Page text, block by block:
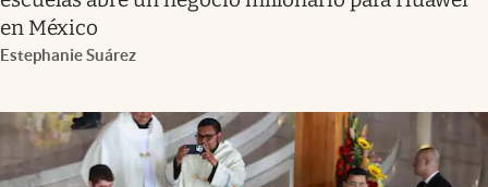
en México
Estephanie Suárez